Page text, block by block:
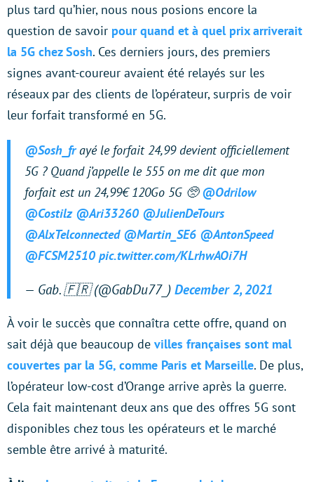
plus tard qu’hier, nous nous posions encore la
question de savoir pour quand et à quel prix arriverait
la 5G chez Sosh. Ces derniers jours, des premiers
signes avant-coureur avaient été relayés sur les
réseaux par des clients de l’opérateur, surpris de voir
leur forfait transformé en 5G.
@Sosh_frayé le forfait 24,99 devient officiellement
5G ? Quand j’appelle le 555 on me dit que mon
forfait est un 24,99€ 120Go 5G 🥺@Odrilow
@Costilz @Ari33260 @JulienDeTours
@AlxTelconnected @Martin_SE6 @AntonSpeed
@FCSM2510 pic.twitter.com/KLrhwAOi7H
— Gab. 🇫🇷 (@GabDu77_) December 2, 2021
À voir le succès que connaîtra cette offre, quand on
sait déjà que beaucoup de villes françaises sont mal
couvertes par la 5G, comme Paris et Marseille. De plus,
l’opérateur low-cost d’Orange arrive après la guerre.
Cela fait maintenant deux ans que des offres 5G sont
disponibles chez tous les opérateurs et le marché
semble être arrivé à maturité.